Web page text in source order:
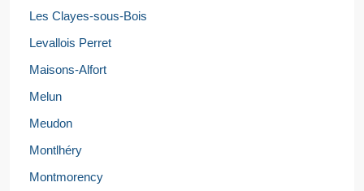
Les Clayes-sous-Bois
Levallois Perret
Maisons-Alfort
Melun
Meudon
Montlhéry
Montmorency